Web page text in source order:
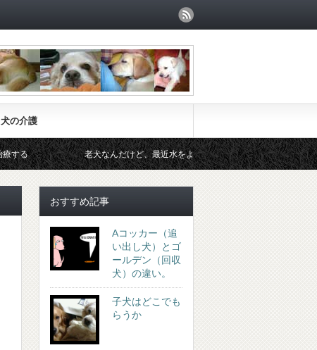
犬の介護
老犬なんだけど、最近水をよく飲むようになったと相談されました。
おすすめ記事
Aコッカー（追
い出し犬）とゴ
ールデン（回収
犬）の違い。
子犬はどこでも
らうか